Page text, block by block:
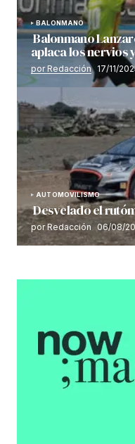
BALONMANO
Balonmano
aplaca los nervios
por Redacción 17/11/
AUTOMOVILISMO
Desvelado el
por Redacción 06/08/